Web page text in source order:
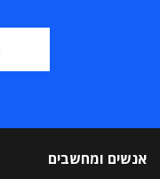
אנשים ומחשבים